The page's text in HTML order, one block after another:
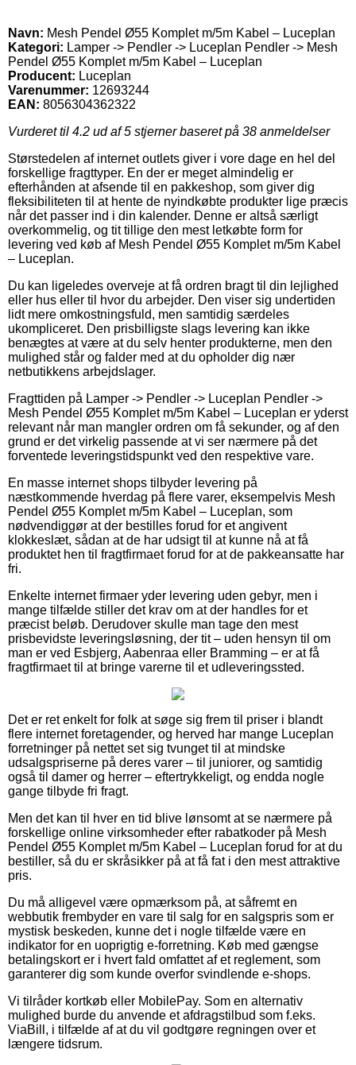
Navn: Mesh Pendel Ø55 Komplet m/5m Kabel – Luceplan
Kategori: Lamper -> Pendler -> Luceplan Pendler -> Mesh
Pendel Ø55 Komplet m/5m Kabel – Luceplan
Producent: Luceplan
Varenummer: 12693244
EAN: 8056304362322
Vurderet til 4.2 ud af 5 stjerner baseret på 38 anmeldelser
Størstedelen af internet outlets giver i vore dage en hel del
forskellige fragttyper. En der er meget almindelig er
efterhånden at afsende til en pakkeshop, som giver dig
fleksibiliteten til at hente de nyindkøbte produkter lige præcis
når det passer ind i din kalender. Denne er altså særligt
overkommelig, og tit tillige den mest letkøbte form for
levering ved køb af Mesh Pendel Ø55 Komplet m/5m Kabel
– Luceplan.
Du kan ligeledes overveje at få ordren bragt til din lejlighed
eller hus eller til hvor du arbejder. Den viser sig undertiden
lidt mere omkostningsfuld, men samtidig særdeles
ukompliceret. Den prisbilligste slags levering kan ikke
benægtes at være at du selv henter produkterne, men den
mulighed står og falder med at du opholder dig nær
netbutikkens arbejdslager.
Fragttiden på Lamper -> Pendler -> Luceplan Pendler ->
Mesh Pendel Ø55 Komplet m/5m Kabel – Luceplan er yderst
relevant når man mangler ordren om få sekunder, og af den
grund er det virkelig passende at vi ser nærmere på det
forventede leveringstidspunkt ved den respektive vare.
En masse internet shops tilbyder levering på
næstkommende hverdag på flere varer, eksempelvis Mesh
Pendel Ø55 Komplet m/5m Kabel – Luceplan, som
nødvendiggør at der bestilles forud for et angivent
klokkeslæt, sådan at de har udsigt til at kunne nå at få
produktet hen til fragtfirmaet forud for at de pakkeansatte har
fri.
Enkelte internet firmaer yder levering uden gebyr, men i
mange tilfælde stiller det krav om at der handles for et
præcist beløb. Derudover skulle man tage den mest
prisbevidste leveringsløsning, der tit – uden hensyn til om
man er ved Esbjerg, Aabenraa eller Bramming – er at få
fragtfirmaet til at bringe varerne til et udleveringssted.
Det er ret enkelt for folk at søge sig frem til priser i blandt
flere internet foretagender, og herved har mange Luceplan
forretninger på nettet set sig tvunget til at mindske
udsalgspriserne på deres varer – til juniorer, og samtidig
også til damer og herrer – eftertrykkeligt, og endda nogle
gange tilbyde fri fragt.
Men det kan til hver en tid blive lønsomt at se nærmere på
forskellige online virksomheder efter rabatkoder på Mesh
Pendel Ø55 Komplet m/5m Kabel – Luceplan forud for at du
bestiller, så du er skråsikker på at få fat i den mest attraktive
pris.
Du må alligevel være opmærksom på, at såfremt en
webbutik frembyder en vare til salg for en salgspris som er
mystisk beskeden, kunne det i nogle tilfælde være en
indikator for en uoprigtig e-forretning. Køb med gængse
betalingskort er i hvert fald omfattet af et reglement, som
garanterer dig som kunde overfor svindlende e-shops.
Vi tilråder kortkøb eller MobilePay. Som en alternativ
mulighed burde du anvende et afdragstilbud som f.eks.
ViaBill, i tilfælde af at du vil godtgøre regningen over et
længere tidsrum.